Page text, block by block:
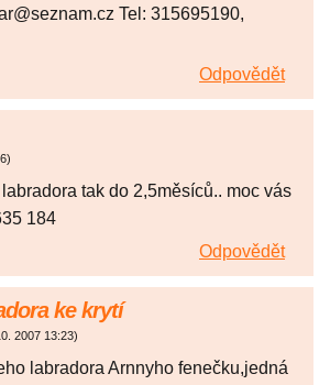
Tel: 315695190,
Odpovědět
)
tak do 2,5měsíců.. moc vás
184
Odpovědět
ke krytí
2007 13:23)
labradora Arnnyho fenečku,jedná